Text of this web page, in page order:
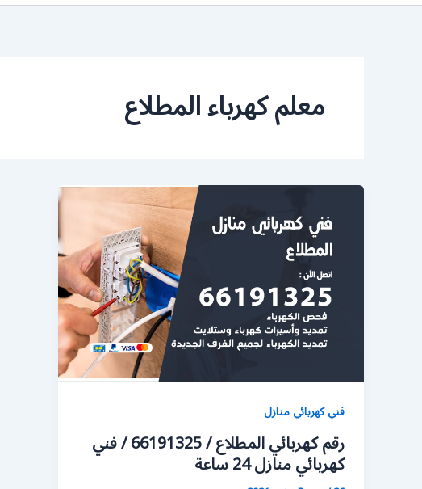
معلم كهرباء المطلاع
فني كهربائي منازل
رقم كهربائي المطلاع / 66191325 / فني
كهربائي منازل 24 ساعة